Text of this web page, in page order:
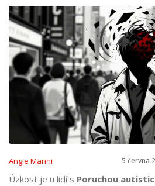
Angie Marini 5 června
Úzkost je u lidí s Poruchou